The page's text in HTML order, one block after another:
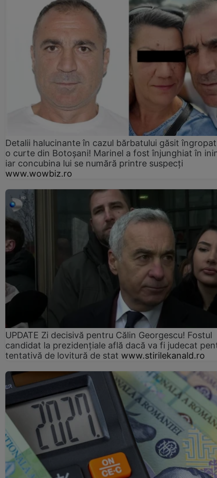
Detalii halucinante în cazul bărbatului găsit
o curte din Botoșani! Marinel a fost înjunghiat în
iar concubina lui se numără printre suspecți
www.wowbiz.ro
UPDATE Zi decisivă pentru Călin Georgescu! Fostul
candidat la prezidențiale află dacă va fi judecat
tentativă de lovitură de stat www.stirilekanald.ro